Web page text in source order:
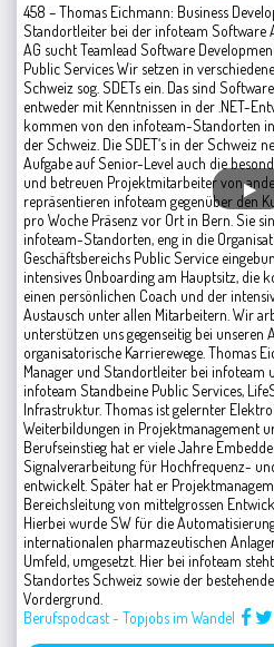
458 – Thomas Eichmann: Business
Standortleiter bei der infoteam Software
AG sucht Teamlead Software
Public Services Wir setzen in
Schweiz sog. SDETs ein. Das sind
entweder mit Kenntnissen in der .NET-
kommen von den infoteam-Standorten
der Schweiz. Die SDET‘s in der Schweiz
Aufgabe auf Senior-Level auch die
und betreuen Projektmitarbeiter von
repräsentieren infoteam gegenüber den
pro Woche Präsenz vor Ort in Bern. Sie
infoteam-Standorten, eng in die
Geschäftsbereichs Public Service
intensives Onboarding am Hauptsitz, die
einen persönlichen Coach und der
Austausch unter allen Mitarbeitern. Wir
unterstützen uns gegenseitig bei unseren
organisatorische Karrierewege. Thomas
Manager und Standortleiter bei infoteam
infoteam Standbeine Public Services,
Infrastruktur. Thomas ist gelernter
Weiterbildungen in Projektmanagement
Berufseinstieg hat er viele Jahre
Signalverarbeitung für Hochfrequenz-
entwickelt. Später hat er
Bereichsleitung von mittelgrossen
Hierbei wurde SW für die
internationalen pharmazeutischen
Umfeld, umgesetzt. Hier bei infoteam
Standortes Schweiz sowie der
Vordergrund.
Berufspodcast - Topjobs im Wandel